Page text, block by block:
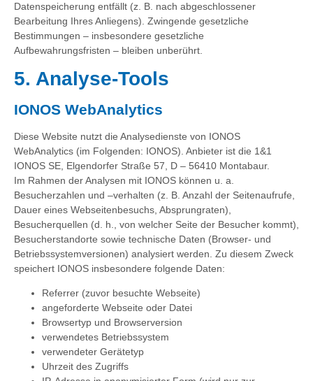
Datenspeicherung entfällt (z. B. nach abgeschlossener
Bearbeitung Ihres Anliegens). Zwingende gesetzliche
Bestimmungen – insbesondere gesetzliche
Aufbewahrungsfristen – bleiben unberührt.
5. Analyse-Tools
IONOS WebAnalytics
Diese Website nutzt die Analysedienste von IONOS
WebAnalytics (im Folgenden: IONOS). Anbieter ist die 1&1
IONOS SE, Elgendorfer Straße 57, D – 56410 Montabaur.
Im Rahmen der Analysen mit IONOS können u. a.
Besucherzahlen und –verhalten (z. B. Anzahl der Seitenaufrufe,
Dauer eines Webseitenbesuchs, Absprungraten),
Besucherquellen (d. h., von welcher Seite der Besucher kommt),
Besucherstandorte sowie technische Daten (Browser- und
Betriebssystemversionen) analysiert werden. Zu diesem Zweck
speichert IONOS insbesondere folgende Daten:
Referrer (zuvor besuchte Webseite)
angeforderte Webseite oder Datei
Browsertyp und Browserversion
verwendetes Betriebssystem
verwendeter Gerätetyp
Uhrzeit des Zugriffs